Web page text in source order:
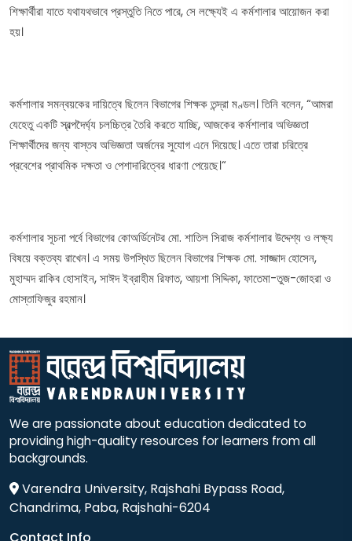
শিক্ষার্থীরা যাতে যথাযথভাবে প্রস্তুতি নিতে পারে, সে লক্ষ্যেই এ কর্মশালার আয়োজন করা
হয়।
কর্মশালার সমন্বয়কের দায়িত্বে ছিলেন বিভাগের শিক্ষক তন্দ্রা মণ্ডল। তিনি বলেন, “আমরা
যেহেতু একটি স্বল্পদৈর্ঘ্য চলচ্চিত্র তৈরি করতে যাচ্ছি, আজকের কর্মশালার অভিজ্ঞতা
শিক্ষার্থীদের জন্য বাস্তব অভিজ্ঞতা অর্জনের সুযোগ এনে দিয়েছে। এতে তারা চরিত্রে
প্রবেশের প্রাথমিক দক্ষতা ও পেশাদারিত্বের ধারণা পেয়েছে।“
কর্মশালার সূচনা পর্বে বিভাগের কোঅর্ডিনেটর মো. শাতিল সিরাজ কর্মশালার উদ্দেশ্য ও লক্ষ্য
বিষয়ে বক্তব্য রাখেন। এ সময় উপস্থিত ছিলেন বিভাগের শিক্ষক মো. সাজ্জাদ হোসেন,
মুহাম্মদ রাকিব হোসাইন, সাঈদ ইব্রাহীম রিফাত, আয়শা সিদ্দিকা, ফাতেমা-তুজ-জোহরা ও
মোস্তাফিজুর রহমান।
We are passionate about education dedicated to
providing high-quality resources for learners from all
backgrounds.
Varendra University, Rajshahi Bypass Road,
Chandrima, Paba, Rajshahi-6204